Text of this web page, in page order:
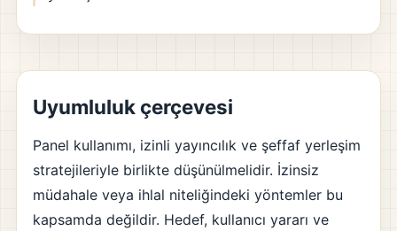
Uyumluluk çerçevesi
Panel kullanımı, izinli yayıncılık ve şeffaf yerleşim
stratejileriyle birlikte düşünülmelidir. İzinsiz
müdahale veya ihlal niteliğindeki yöntemler bu
kapsamda değildir. Hedef, kullanıcı yararı ve